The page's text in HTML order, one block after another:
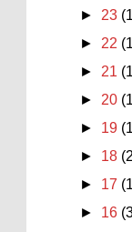
► 23
► 22
► 21
► 20
► 19
► 18
► 17
► 16